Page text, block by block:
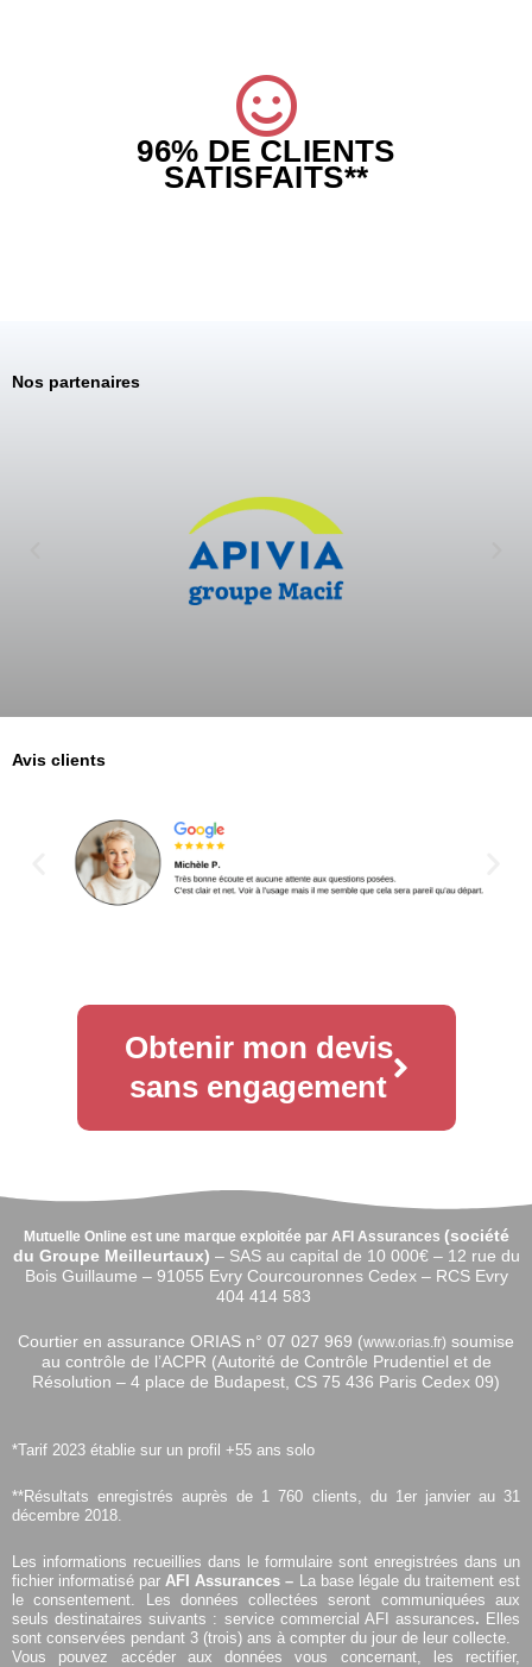
96% DE CLIENTS
SATISFAITS**
Nos partenaires
Avis clients
Obtenir mon devis
sans engagement
Mutuelle Online est une marque exploitée par AFI Assurances (société
du Groupe Meilleurtaux) – SAS au capital de 10 000€ – 12 rue du
Bois Guillaume – 91055 Evry Courcouronnes Cedex – RCS Evry
404 414 583
Courtier en assurance ORIAS n° 07 027 969 (www.orias.fr) soumise
au contrôle de l’ACPR (Autorité de Contrôle Prudentiel et de
Résolution – 4 place de Budapest, CS 75 436 Paris Cedex 09)
*Tarif 2023 établie sur un profil +55 ans solo
**Résultats enregistrés auprès de 1 760 clients, du 1er janvier au 31
décembre 2018.
Les informations recueillies dans le formulaire sont enregistrées dans un
fichier informatisé par AFI Assurances –
La base légale du traitement est
le consentement. Les données collectées seront communiquées aux
seuls destinataires suivants : service commercial AFI assurances. Elles
sont conservées pendant 3 (trois) ans à compter du jour de leur collecte.
Vous pouvez accéder aux données vous concernant, les rectifier,